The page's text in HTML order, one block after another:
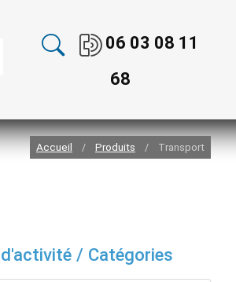
06 03 08 11
68
Accueil / Produits / Transport
/ Catégories